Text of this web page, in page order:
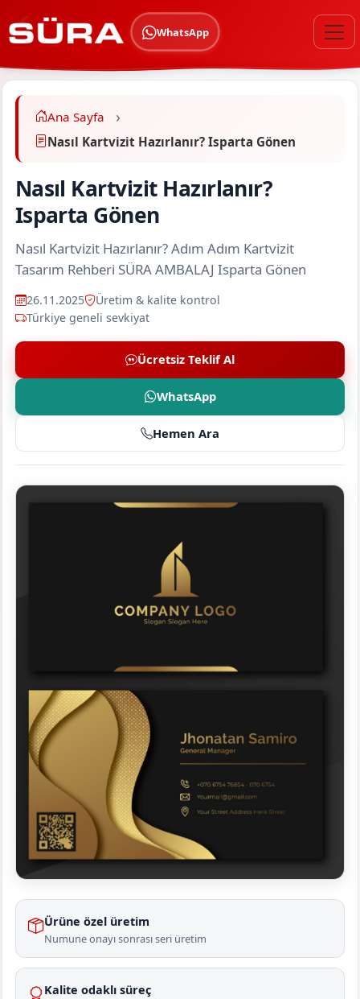
WhatsApp
Ana Sayfa
Nasıl Kartvizit Hazırlanır? Isparta Gönen
Nasıl Kartvizit Hazırlanır?
Isparta Gönen
Nasıl Kartvizit Hazırlanır? Adım Adım Kartvizit
Tasarım Rehberi SÜRA AMBALAJ Isparta Gönen
26.11.2025
Üretim & kalite kontrol
Türkiye geneli sevkiyat
Ücretsiz Teklif Al
WhatsApp
Hemen Ara
Ürüne özel üretim
Numune onayı sonrası seri üretim
Kalite odaklı süreç